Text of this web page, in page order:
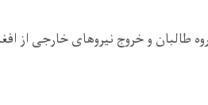
طالبان و خروج نیروهای خارجی از